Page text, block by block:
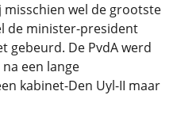
wel de grootste
de minister-president
gebeurd. De PvdA werd
een lange
kabinet-Den Uyl-II maar